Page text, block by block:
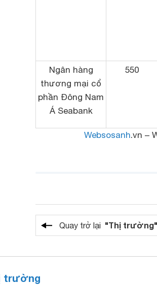
Ngân hàng
thương mại cổ
phần Đông Nam
Á Seabank
550
Websosanh.vn –
Quay trở lại "Thị trường"
trường